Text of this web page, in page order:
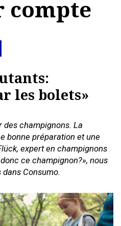
les bolets»
des champignons. La
bonne préparation et une
expert en champignons
ce champignon?», nous
Consumo.